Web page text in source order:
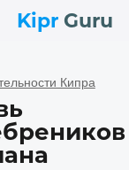
Kipr Guru
Кипра